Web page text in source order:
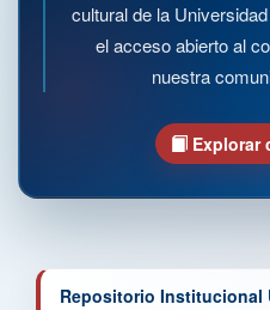
cultural de la
el acceso abierto al
nuestra
Explorar
Repositorio Institucional